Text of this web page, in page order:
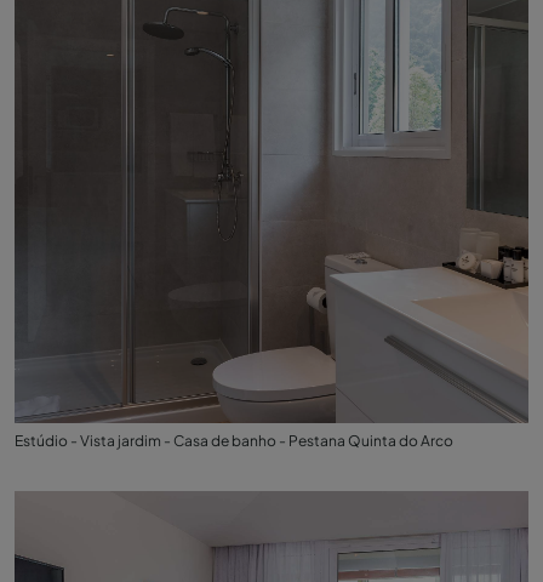
Estúdio - Vista jardim - Casa de banho - Pestana Quinta do Arco